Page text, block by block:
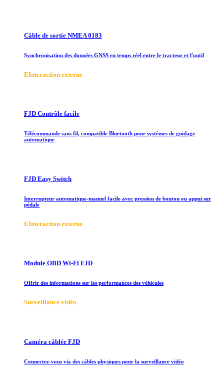
Câble de sortie NMEA 0183
Synchronisation des données GNSS en temps réel entre le tracteur et l'outil
EInteraction externe
FJD Contrôle facile
Télécommande sans fil, compatible Bluetooth pour systèmes de guidage
automatique
FJD Easy Switch
Interrupteur automatique-manuel facile avec pression de bouton ou appui sur
pédale
EInteraction externe
Module OBD Wi-Fi FJD
Offrir des informations sur les performances des véhicules
Surveillance vidéo
Caméra câblée FJD
Connectez-vous via des câbles physiques pour la surveillance vidéo